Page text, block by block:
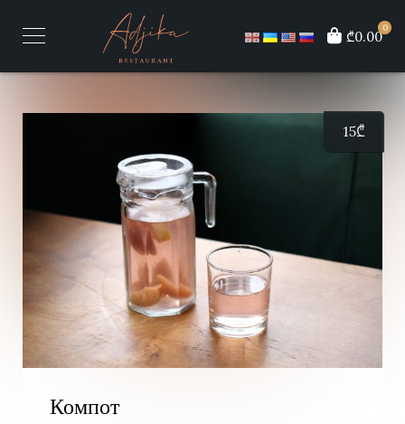
0
₾0.00
Компот
15₾